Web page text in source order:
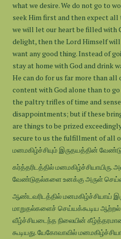
what we desire. We do not go to
seek Him first and then expect all
we will let our heart be filled with
delight, then the Lord Himself
want any good thing. Instead of
stay at home with God and drink
He can do for us far more than
content with God alone than to
the paltry trifles of time and
disappointments; but if these
are things to be prized
secure to us the fulfillment of all
மனமகிழ்ச்சியும் இருதயத்தின்
கர்த்தரிடத்தில்
வேண்டுதல்களை உனக்கு அருள்
ஆண்டவரிடத்தில் மனமகிழ்ச்சியாய்
மாறுதல்களைச் செய்யக்கூடிய
வீழ்ச்சியடைந்த நிலையின்
கூடியது. யேகோவாவில்